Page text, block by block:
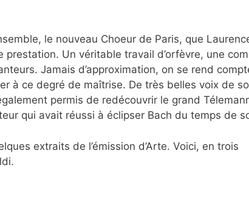
le nouveau Choeur de Paris, que
Un véritable travail d’orfèvre, une
Jamais d’approximation, on se rend
à ce degré de maîtrise. De très belles voix de
permis de redécouvrir le grand
qui avait réussi à éclipser Bach du temps de
extraits de l’émission d’Arte. Voici, en trois